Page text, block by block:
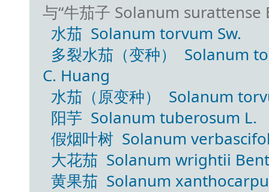
与“牛茄子 Solanum surattense
水茄 Solanum torvum Sw.
多裂水茄（变种） Solanum
C. Huang
水茄（原变种） Solanum
阳芋 Solanum tuberosum L.
假烟叶树 Solanum
大花茄 Solanum wrightii
黄果茄 Solanum